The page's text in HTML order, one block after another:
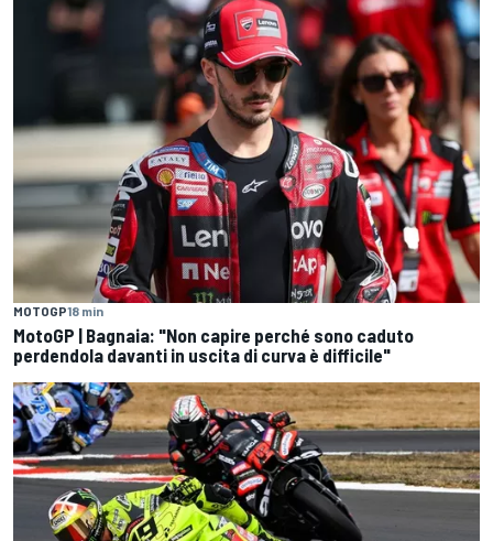
MOTOGP18 min
MotoGP | Bagnaia: "Non capire perché sono caduto
perdendola davanti in uscita di curva è difficile"